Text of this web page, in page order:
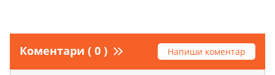
Коментари ( 0 ) Напиши коментар